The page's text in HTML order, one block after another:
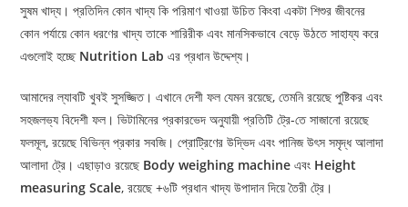
সুষম খাদ্য। প্রতিদিন কোন খাদ্য কি পরিমাণ খাওয়া উচিত কিংবা একটা শিশুর জীবনের
কোন পর্যায়ে কোন ধরণের খাদ্য তাকে শারিরীক এবং মানসিকভাবে বেড়ে উঠতে সাহায্য করে
এগুলোই হচ্ছে Nutrition Lab এর প্রধান উদ্দেশ্য।
আমাদের ল্যাবটি খুবই সুসজ্জিত। এখানে দেশী ফল যেমন রয়েছে, তেমনি রয়েছে পুষ্টিকর এবং
সহজলভ্য বিদেশী ফল। ভিটামিনের প্রকারভেদ অনুযায়ী প্রতিটি ট্রে-তে সাজানো রয়েছে
ফলমূল, রয়েছে বিভিন্ন প্রকার সবজি। প্রোট্রিণের উদ্ভিদ এবং পানিজ উৎস সমৃদ্ধ আলাদা
আলাদা ট্রে। এছাড়াও রয়েছে Body weighing machine এবং Height
measuring Scale, রয়েছে +৬টি প্রধান খাদ্য উপাদান দিয়ে তৈরী ট্রে।